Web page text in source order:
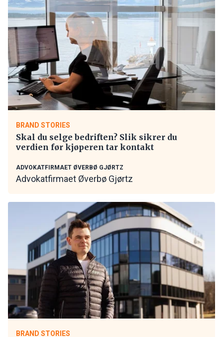
BRAND STORIES
Skal du selge bedriften? Slik sikrer du
verdien før kjøperen tar kontakt
ADVOKATFIRMAET ØVERBØ GJØRTZ
Advokatfirmaet Øverbø Gjørtz
BRAND STORIES